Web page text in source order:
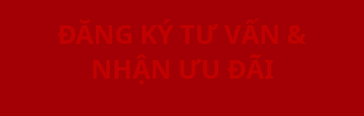
ĐĂNG KÝ TƯ VẤN &
NHẬN ƯU ĐÃI